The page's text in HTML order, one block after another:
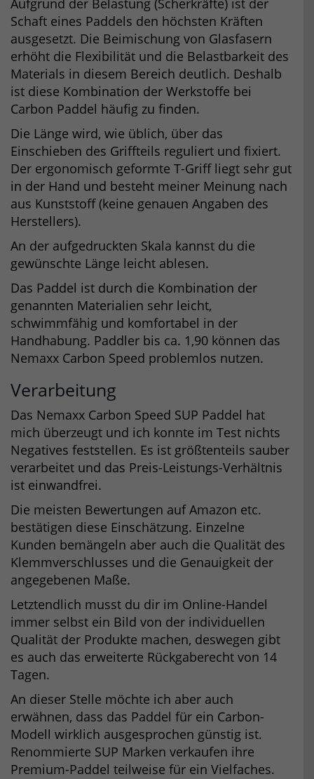
Aufgrund der Belastung (Scherkräfte) ist der
Schaft eines Paddels den höchsten Kräften
ausgesetzt. Die Beimischung von Glasfasern
erhöht die Flexibilität und die Belastbarkeit des
Materials in diesem Bereich deutlich. Deshalb
ist diese Kombination der Werkstoffe bei
Carbon Paddel häufig zu finden.
Die Länge wird, wie üblich, über das
Einschieben des Griffteils reguliert und fixiert.
Der ergonomisch geformte T-Griff liegt sehr gut
in der Hand und besteht meiner Meinung nach
aus Kunststoff (keine genauen Angaben des
Herstellers).
An der aufgedruckten Skala kannst du die
gewünschte Länge leicht ablesen.
Das Paddel ist durch die Kombination der
genannten Materialien sehr leicht,
schwimmfähig und komfortabel in der
Handhabung. Paddler bis ca. 1,90 können das
Nemaxx Carbon Speed problemlos nutzen.
Verarbeitung
Das Nemaxx Carbon Speed SUP Paddel hat
mich überzeugt und ich konnte im Test nichts
Negatives feststellen. Es ist größtenteils sauber
verarbeitet und das Preis-Leistungs-Verhältnis
ist einwandfrei.
Die meisten Bewertungen auf Amazon etc.
bestätigen diese Einschätzung. Einzelne
Kunden bemängeln aber auch die Qualität des
Klemmverschlusses und die Genauigkeit der
angegebenen Maße.
Letztendlich musst du dir im Online-Handel
immer selbst ein Bild von der individuellen
Qualität der Produkte machen, deswegen gibt
es auch das erweiterte Rückgaberecht von 14
Tagen.
An dieser Stelle möchte ich aber auch
erwähnen, dass das Paddel für ein Carbon-
Modell wirklich ausgesprochen günstig ist.
Renommierte SUP Marken verkaufen ihre
Premium-Paddel teilweise für ein Vielfaches.